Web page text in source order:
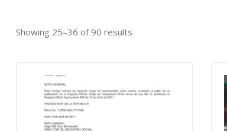
Showing 25–36 of 90 results